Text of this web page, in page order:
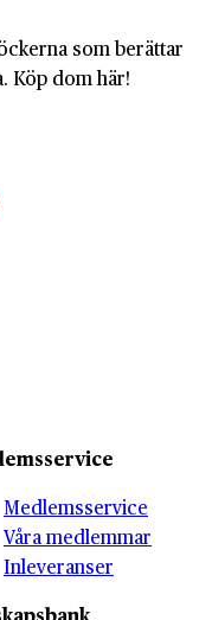
som berättar
Köp dom här!
Medlemsservice
Våra medlemmar
Inleveranser